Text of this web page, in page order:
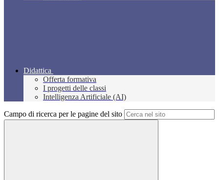
Didattica
Offerta formativa
I progetti delle classi
Intelligenza Artificiale (AI)
Campo di ricerca per le pagine del sito